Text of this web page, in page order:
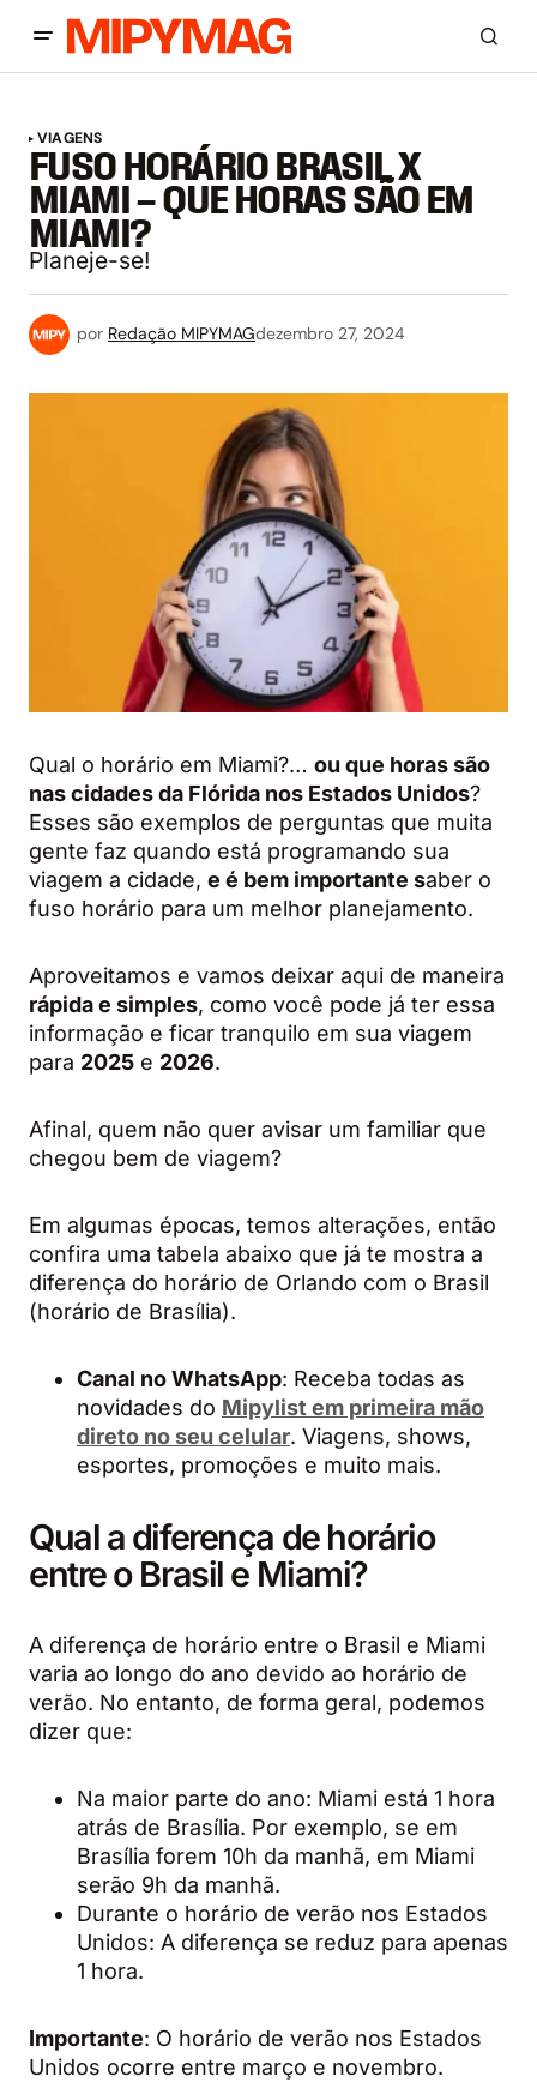
VIAGENS
FUSO HORÁRIO BRASIL X
MIAMI – QUE HORAS SÃO EM
MIAMI?
Planeje-se!
por Redação MIPYMAGdezembro 27, 2024
Qual o horário em Miami?… ou que horas são
nas cidades da Flórida nos Estados Unidos?
Esses são exemplos de perguntas que muita
gente faz quando está programando sua
viagem a cidade, e é bem importante saber o
fuso horário para um melhor planejamento.
Aproveitamos e vamos deixar aqui de maneira
rápida e simples, como você pode já ter essa
informação e ficar tranquilo em sua viagem
para 2025 e 2026.
Afinal, quem não quer avisar um familiar que
chegou bem de viagem?
Em algumas épocas, temos alterações, então
confira uma tabela abaixo que já te mostra a
diferença do horário de Orlando com o Brasil
(horário de Brasília).
Canal noWhatsApp: Receba todas as
novidades do Mipylist em primeira mão
direto no seu celular. Viagens, shows,
esportes, promoções e muito mais.
Qual a diferença de horário
entre o Brasil e Miami?
A diferença de horário entre o Brasil e Miami
varia ao longo do ano devido ao horário de
verão. No entanto, de forma geral, podemos
dizer que:
Na maior parte do ano: Miami está 1 hora
atrás de Brasília. Por exemplo, se em
Brasília forem 10h da manhã, em Miami
serão 9h da manhã.
Durante o horário de verão nos Estados
Unidos: A diferença se reduz para apenas
1 hora.
Importante: O horário de verão nos Estados
Unidos ocorre entre março e novembro.